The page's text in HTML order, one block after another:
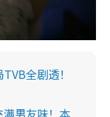
全剧透！
男友味！本